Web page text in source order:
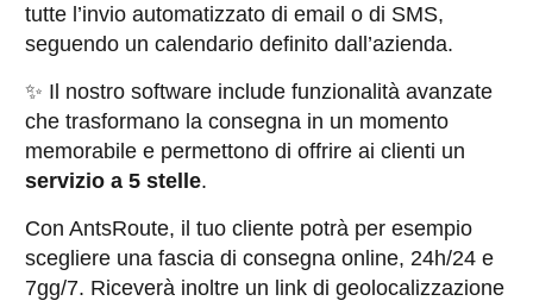
tutte l’invio automatizzato di email o di SMS,
seguendo un calendario definito dall’azienda.
✨ Il nostro software include funzionalità avanzate
che trasformano la consegna in un momento
memorabile e permettono di offrire ai clienti un
servizio a 5 stelle.
Con AntsRoute, il tuo cliente potrà per esempio
scegliere una fascia di consegna online, 24h/24 e
7gg/7. Riceverà inoltre un link di geolocalizzazione